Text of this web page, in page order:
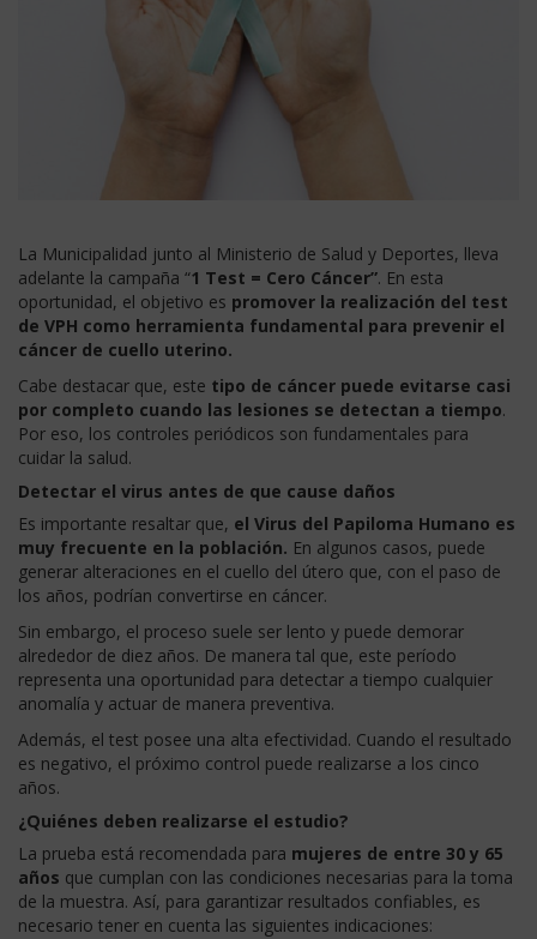
La Municipalidad junto al Ministerio de Salud y Deportes, lleva
adelante la campaña “1 Test = Cero Cáncer”. En esta
oportunidad, el objetivo es promover la realización del test
de VPH como herramienta fundamental para prevenir el
cáncer de cuello uterino.
Cabe destacar que, este tipo de cáncer puede evitarse casi
por completo cuando las lesiones se detectan a tiempo.
Por eso, los controles periódicos son fundamentales para
cuidar la salud.
Detectar el virus antes de que cause daños
Es importante resaltar que, el Virus del Papiloma Humano es
muy frecuente en la población. En algunos casos, puede
generar alteraciones en el cuello del útero que, con el paso de
los años, podrían convertirse en cáncer.
Sin embargo, el proceso suele ser lento y puede demorar
alrededor de diez años. De manera tal que, este período
representa una oportunidad para detectar a tiempo cualquier
anomalía y actuar de manera preventiva.
Además, el test posee una alta efectividad. Cuando el resultado
es negativo, el próximo control puede realizarse a los cinco
años.
¿Quiénes deben realizarse el estudio?
La prueba está recomendada para mujeres de entre 30 y 65
años que cumplan con las condiciones necesarias para la toma
de la muestra. Así, para garantizar resultados confiables, es
necesario tener en cuenta las siguientes indicaciones: